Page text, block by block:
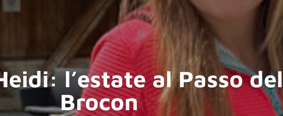
l’estate al Passo del
Brocon